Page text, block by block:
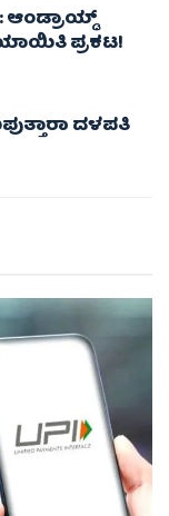
ಆಂಡ್ರಾಯ್ಡ್
ಪ್ರಕಟ!
ದಳಪತಿ